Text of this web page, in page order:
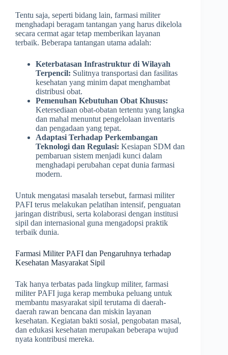
Tentu saja, seperti bidang lain, farmasi militer
menghadapi beragam tantangan yang harus dikelola
secara cermat agar tetap memberikan layanan
terbaik. Beberapa tantangan utama adalah:
Keterbatasan Infrastruktur di Wilayah
Terpencil: Sulitnya transportasi dan fasilitas
kesehatan yang minim dapat menghambat
distribusi obat.
Pemenuhan Kebutuhan Obat Khusus:
Ketersediaan obat-obatan tertentu yang langka
dan mahal menuntut pengelolaan inventaris
dan pengadaan yang tepat.
Adaptasi Terhadap Perkembangan
Teknologi dan Regulasi: Kesiapan SDM dan
pembaruan sistem menjadi kunci dalam
menghadapi perubahan cepat dunia farmasi
modern.
Untuk mengatasi masalah tersebut, farmasi militer
PAFI terus melakukan pelatihan intensif, penguatan
jaringan distribusi, serta kolaborasi dengan institusi
sipil dan internasional guna mengadopsi praktik
terbaik dunia.
Farmasi Militer PAFI dan Pengaruhnya terhadap
Kesehatan Masyarakat Sipil
Tak hanya terbatas pada lingkup militer, farmasi
militer PAFI juga kerap membuka peluang untuk
membantu masyarakat sipil terutama di daerah-
daerah rawan bencana dan miskin layanan
kesehatan. Kegiatan bakti sosial, pengobatan masal,
dan edukasi kesehatan merupakan beberapa wujud
nyata kontribusi mereka.